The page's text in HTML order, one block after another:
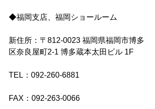
◆福岡支店、福岡ショールーム
新住所：〒812-0023 福岡県福岡市博多
区奈良屋町2-1 博多蔵本太田ビル 1F
TEL：092-260-6881
FAX：092-263-0066